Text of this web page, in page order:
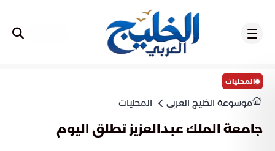
المحليات
موسوعة الخليج العربي المحليات
جامعة الملك عبدالعزيز تطلق اليوم